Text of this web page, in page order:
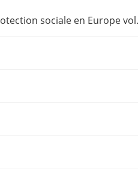
sociale en Europe